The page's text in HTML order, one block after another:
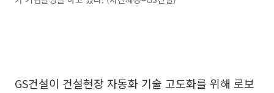
GS건설이 건설현장 자동화 기술 고도화를 위해 로보